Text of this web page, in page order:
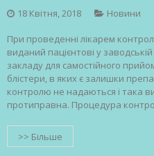
18 Квітня, 2018 Новини
При проведенні лікарем
виданий пацієнтові у заводській
закладу для самостійного
блістери, в яких є залишки
контролю не надаються і така
протиправна. Процедура
>> Більше